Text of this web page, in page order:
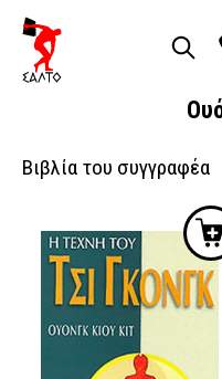
Βιβλία του συγγραφέα